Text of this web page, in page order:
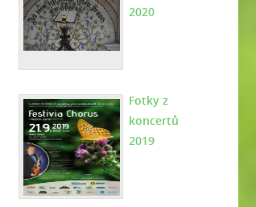
2020
Fotky z
koncertů
2019